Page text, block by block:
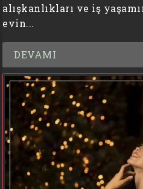
alışkanlıkları ve iş
evin...
DEVAMI